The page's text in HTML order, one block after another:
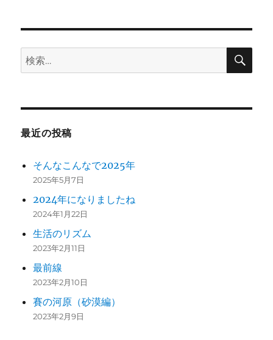
検
索:
検
最近の投稿
そんなこんなで2025年
2025年5月7日
2024年になりましたね
2024年1月22日
生活のリズム
2023年2月11日
最前線
2023年2月10日
賽の河原（砂漠編）
2023年2月9日